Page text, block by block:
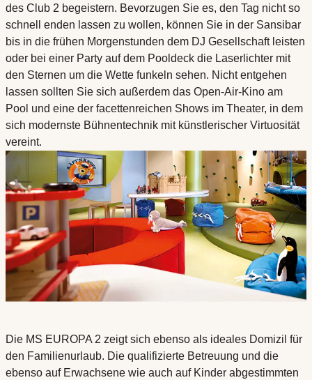
des Club 2 begeistern. Bevorzugen Sie es, den Tag nicht so
schnell enden lassen zu wollen, können Sie in der Sansibar
bis in die frühen Morgenstunden dem DJ Gesellschaft leisten
oder bei einer Party auf dem Pooldeck die Laserlichter mit
den Sternen um die Wette funkeln sehen. Nicht entgehen
lassen sollten Sie sich außerdem das Open-Air-Kino am
Pool und eine der facettenreichen Shows im Theater, in dem
sich modernste Bühnentechnik mit künstlerischer Virtuosität
vereint.
Die MS EUROPA 2 zeigt sich ebenso als ideales Domizil für
den Familienurlaub. Die qualifizierte Betreuung und die
ebenso auf Erwachsene wie auch auf Kinder abgestimmten